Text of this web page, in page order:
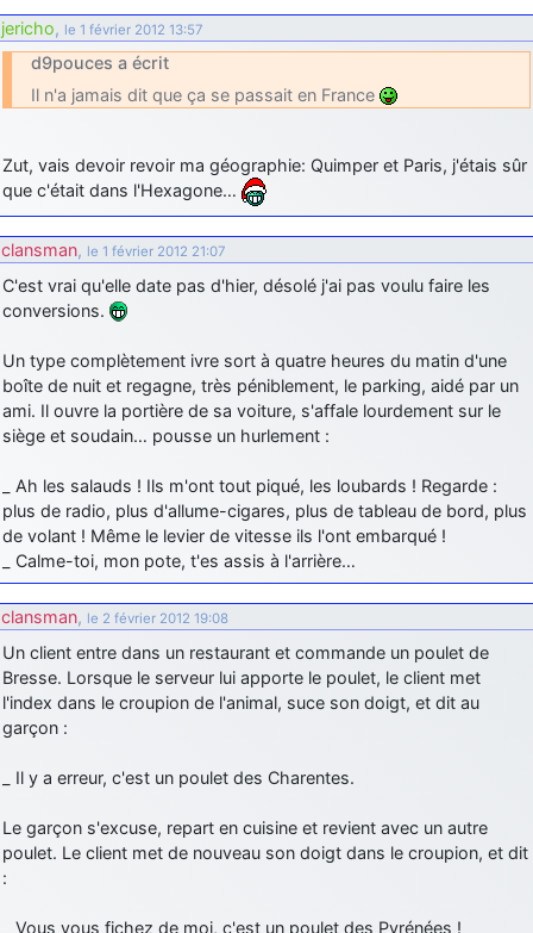
d9pouces: Joyeux Noël à tous !
d9pouces: mais tu peux tenter l'un des rares lycées militaires
comme le Prytanée dans la Sarthe, ça ne peut pas faire de mal !
yaellerigolow: bonjour a tous je suis un élève de première
passionnée par l'aviation militaire , pourrais je savoir que faire après
le lycée pour s'orienter et pouvoir devenir officier de l'armée de l'air?
mahmoud: bonsoir, très instructif ce site .mais nous aimerions avoir
d9pouces: Ça me casse quand même bien les pieds, j’avoue
jericho: Pour moi tout est à nouveau OK dirait-on… Merci à toi.
d9pouces: En espérant n’avoir coupé les accessoires de personne
d9pouces: j'ai trouvé un palliatif un peu violent, mais ça devrait aller
un peu mieux
d9pouces: cette fois, c'est le Brésil et Singapour qui mettent le site
par terre
jericho: Ah ben je peux te confirmer que j'étais resté dans le filtre…
d9pouces: Désolé ! Mon filtrage a été un peu trop violent
manifestement
jericho, le 1 février 2012 13:57
d9pouces a écrit
Il n'a jamais dit que ça se passait en France
Zut, vais devoir revoir ma géographie: Quimper et Paris, j'étais sûr
que c'était dans l'Hexagone…
clansman, le 1 février 2012 21:07
C'est vrai qu'elle date pas d'hier, désolé j'ai pas voulu faire les
conversions.
Un type complètement ivre sort à quatre heures du matin d'une
boîte de nuit et regagne, très péniblement, le parking, aidé par un
ami. Il ouvre la portière de sa voiture, s'affale lourdement sur le
siège et soudain… pousse un hurlement :
_ Ah les salauds ! Ils m'ont tout piqué, les loubards ! Regarde :
plus de radio, plus d'allume-cigares, plus de tableau de bord, plus
de volant ! Même le levier de vitesse ils l'ont embarqué !
_ Calme-toi, mon pote, t'es assis à l'arrière…
clansman, le 2 février 2012 19:08
Un client entre dans un restaurant et commande un poulet de
Bresse. Lorsque le serveur lui apporte le poulet, le client met
l'index dans le croupion de l'animal, suce son doigt, et dit au
garçon :
_ Il y a erreur, c'est un poulet des Charentes.
Le garçon s'excuse, repart en cuisine et revient avec un autre
poulet. Le client met de nouveau son doigt dans le croupion, et dit
:
_ Vous vous fichez de moi, c'est un poulet des Pyrénées !